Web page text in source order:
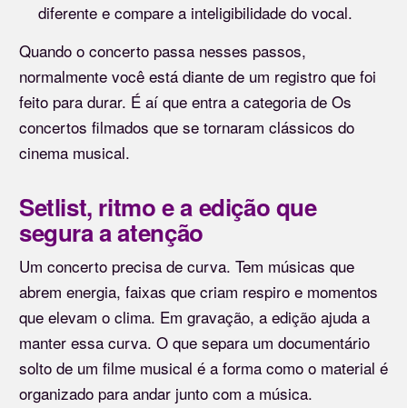
diferente e compare a inteligibilidade do vocal.
Quando o concerto passa nesses passos,
normalmente você está diante de um registro que foi
feito para durar. É aí que entra a categoria de Os
concertos filmados que se tornaram clássicos do
cinema musical.
Setlist, ritmo e a edição que
segura a atenção
Um concerto precisa de curva. Tem músicas que
abrem energia, faixas que criam respiro e momentos
que elevam o clima. Em gravação, a edição ajuda a
manter essa curva. O que separa um documentário
solto de um filme musical é a forma como o material é
organizado para andar junto com a música.